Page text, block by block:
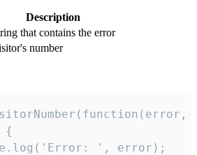
Description
that contains the error
number
{
', error);